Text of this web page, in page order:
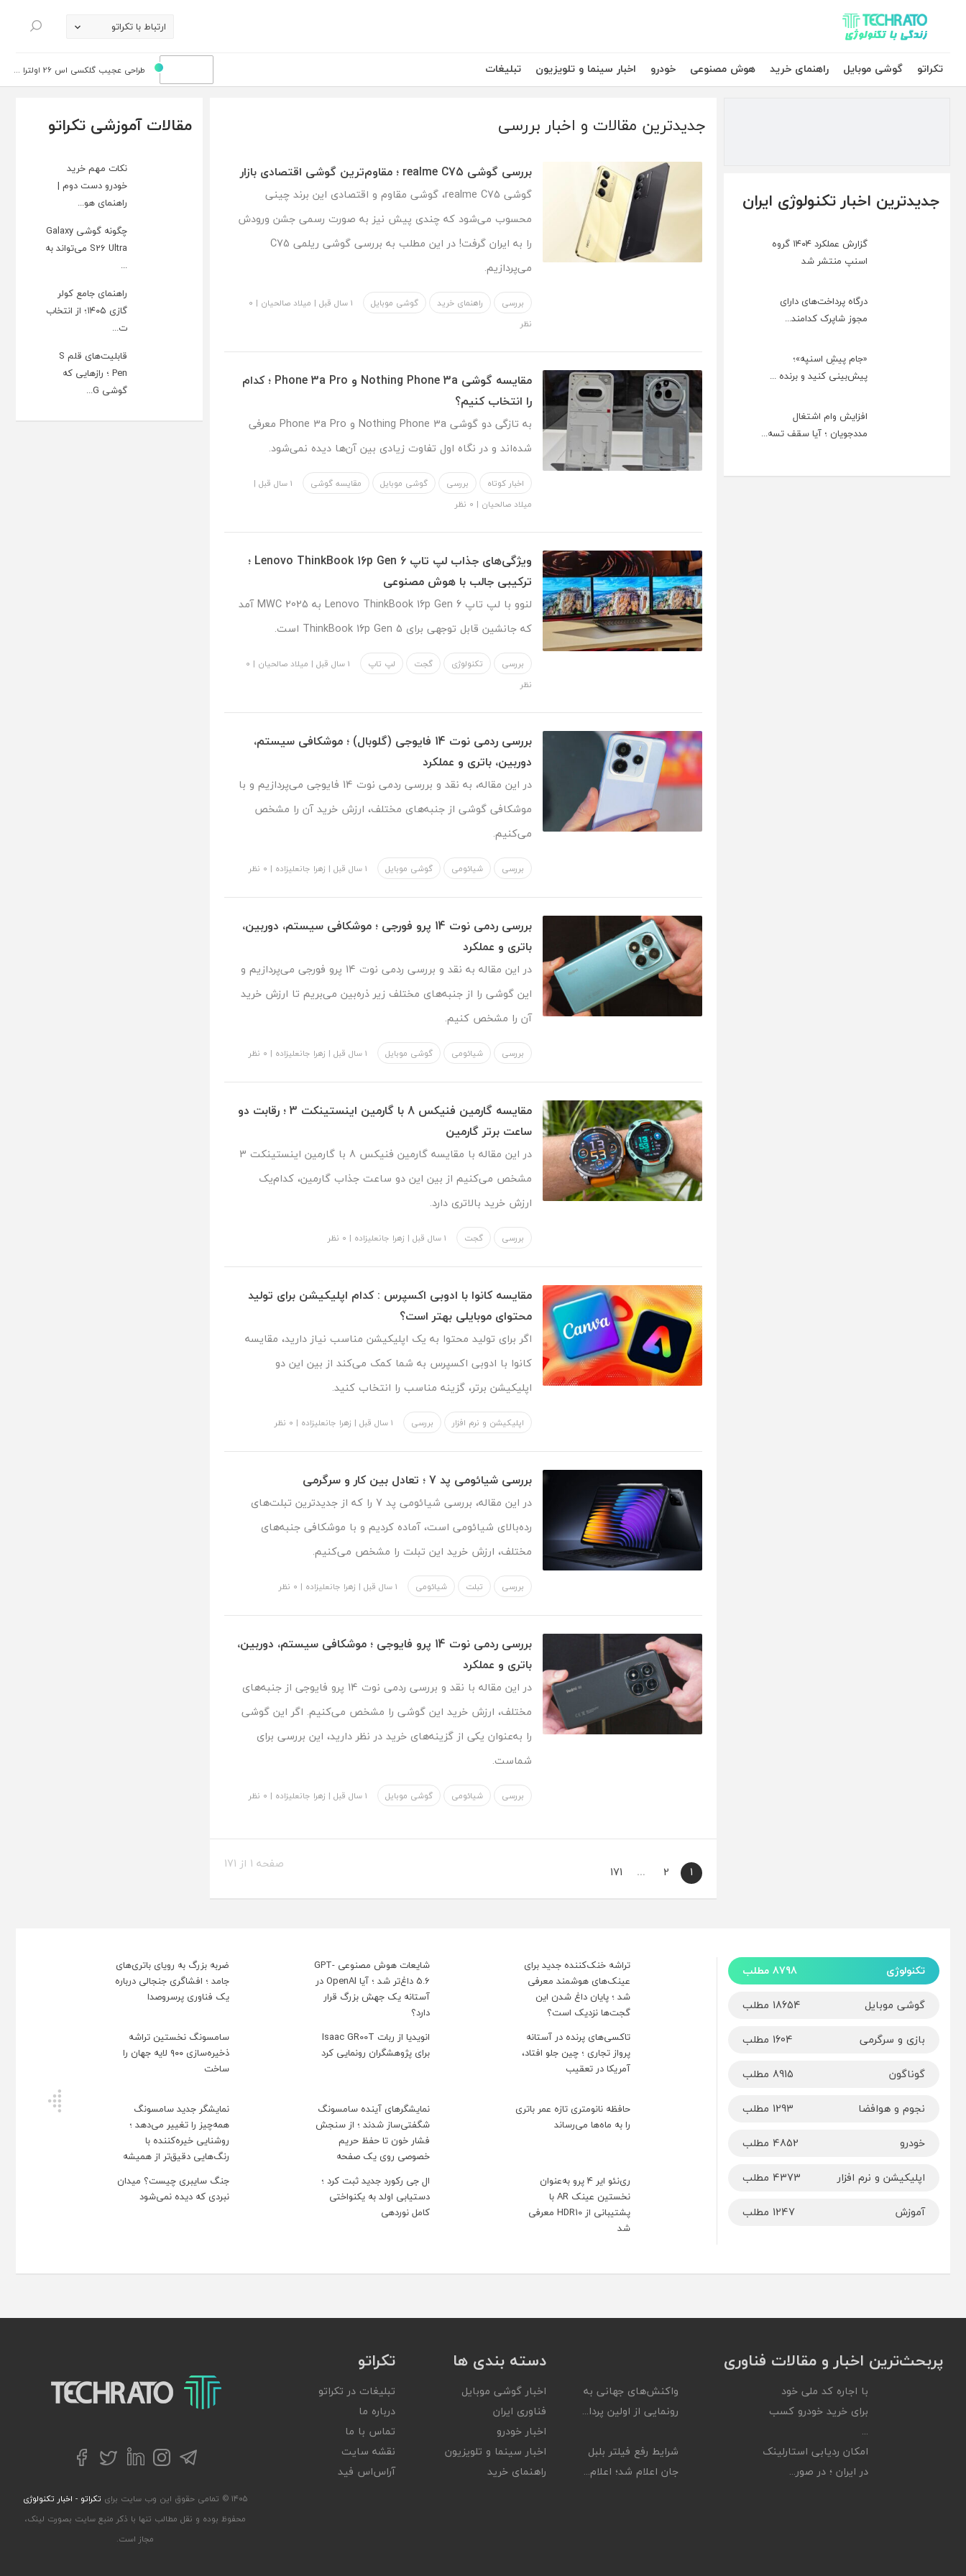
تکراتو – زندگی با تکنولوژی ارتباط با تکراتو
جستجو
تکراتو
گوشی موبایل راهنمای خرید هوش مصنوعی خودرو اخبار سینما و تلویزیون تبلیغات طراحی عجیب گلکسی اس 26 اولترا ...
جدیدترین اخبار تکنولوژی ایران
گزارش عملکرد ۱۴۰۴ گروه
اسنپ منتشر شد
درگاه پرداخت‌های دارای
مجوز شاپرک کدامند...
«جام پیشِ اسنپه»؛
پیش‌بینی کنید و برنده ...
افزایش وام اشتغال
مددجویان ؛ آیا سقف تسه...
جدیدترین مقالات و اخبار بررسی
بررسی گوشی realme C75 ؛ مقاوم‌ترین گوشی اقتصادی بازار
گوشی realme C75، گوشی مقاوم و اقتصادی این برند چینی
محسوب می‌شود که چندی پیش نیز به صورت رسمی جشن ورودش
را به ایران گرفت! در این مطلب به بررسی گوشی ریلمی C75
می‌پردازیم.
بررسی راهنمای خرید گوشی موبایل 1 سال قبل | میلاد صالحیان | ۰
نظر
مقایسه گوشی Nothing Phone 3a و Phone 3a Pro ؛ کدام
را انتخاب کنیم؟
به تازگی دو گوشی Nothing Phone 3a و Phone 3a Pro معرفی
شده‌اند و در نگاه اول تفاوت زیادی بین آن‌ها دیده نمی‌شود.
اخبار کوتاه بررسی گوشی موبایل مقایسه گوشی 1 سال قبل
|
میلاد صالحیان | ۰ نظر
ویژگی‌های جذاب لپ تاپ Lenovo ThinkBook 16p Gen 6 ؛
ترکیبی جالب با هوش مصنوعی
لنوو با لپ تاپ Lenovo ThinkBook 16p Gen 6 به MWC 2025 آمد
که جانشین قابل توجهی برای ThinkBook 16p Gen 5 است.
بررسی تکنولوژی گجت لپ تاپ 1 سال قبل | میلاد صالحیان | ۰
نظر
بررسی ردمی نوت 14 فایوجی (گلوبال) ؛ موشکافی سیستم،
دوربین، باتری و عملکرد
در این مقاله، به نقد و بررسی ردمی نوت 14 فایوجی می‌پردازیم و با
موشکافی گوشی از جنبه‌های مختلف، ارزش خرید آن را مشخص
می‌کنیم.
بررسی شیائومی گوشی موبایل 1 سال قبل | زهرا جانعلیزاده | ۰ نظر
بررسی ردمی نوت 14 پرو فورجی ؛ موشکافی سیستم، دوربین،
باتری و عملکرد
در این مقاله به نقد و بررسی ردمی نوت 14 پرو فورجی می‌پردازیم و
این گوشی را از جنبه‌های مختلف زیر ذره‌بین می‌بریم تا ارزش خرید
آن را مشخص کنیم.
بررسی شیائومی گوشی موبایل 1 سال قبل | زهرا جانعلیزاده | ۰ نظر
مقایسه گارمین فنیکس 8 با گارمین اینستینکت 3 ؛ رقابت دو
ساعت برتر گارمین
در این مقاله با مقایسه گارمین فنیکس 8 با گارمین اینستینکت 3
مشخص می‌کنیم از بین این دو ساعت جذاب گارمین، کدا‌م‌یک
ارزش خرید بالاتری دارد.
بررسی گجت 1 سال قبل | زهرا جانعلیزاده | ۰ نظر
مقایسه کانوا با ادوبی اکسپرس : کدام اپلیکیشن برای تولید
محتوای موبایلی بهتر است؟
اگر برای تولید محتوا به یک اپلیکیشن مناسب نیاز دارید، مقایسه
کانوا با ادوبی اکسپرس به شما کمک می‌کند از بین این دو
اپلیکیشن برتر، گزینه مناسب را انتخاب کنید.
اپلیکیشن و نرم افزار بررسی 1 سال قبل | زهرا جانعلیزاده | ۰ نظر
بررسی شیائومی پد 7 ؛ تعادل بین کار و سرگرمی
در این مقاله، بررسی شیائومی پد 7 را که از جدیدترین تبلت‌های
رده‌بالای شیائومی است، آماده کردیم و با موشکافی جنبه‌های
مختلف، ارزش خرید این تبلت را مشخص می‌کنیم.
بررسی تبلت شیائومی 1 سال قبل | زهرا جانعلیزاده | ۰ نظر
بررسی ردمی نوت 14 پرو فایوجی ؛ موشکافی سیستم، دوربین،
باتری و عملکرد
در این مقاله با نقد و بررسی ردمی نوت 14 پرو فایوجی از جنبه‌های
مختلف، ارزش خرید این گوشی را مشخص می‌کنیم. اگر این گوشی
را به‌عنوان یکی از گزینه‌های خرید در نظر دارید، این بررسی برای
شماست.
بررسی شیائومی گوشی موبایل 1 سال قبل | زهرا جانعلیزاده | ۰ نظر
1
2
…
171 صفحه 1 از 171
مقالات آموزشی تکراتو
نکات مهم خرید
خودرو دست دوم |
راهنمای هو...
چگونه گوشی Galaxy
S26 Ultra می‌تواند به
...
راهنمای جامع کولر
گازی ۱۴۰۵؛ از انتخاب
ت...
قابلیت‌های قلم S
Pen ؛ رازهایی که
گوشی G...
تکنولوژی
8798 مطلب
گوشی موبایل
18654 مطلب
بازی و سرگرمی
1604 مطلب
گوناگون
8915 مطلب
نجوم و هوافضا
1293 مطلب
خودرو
4852 مطلب
اپلیکیشن و نرم افزار
4373 مطلب
آموزش
1247 مطلب
تراشه خنک‌کننده جدید برای
عینک‌های هوشمند معرفی
شد ؛ پایان داغ شدن این
گجت‌ها نزدیک است؟
شایعات هوش مصنوعی GPT-
5.6 داغ‌تر شد ؛ آیا OpenAI در
آستانه یک جهش بزرگ قرار
دارد؟
ضربه بزرگ به رویای باتری‌های
جامد ؛ افشاگری جنجالی درباره
یک فناوری پرسر‌وصدا
تاکسی‌های پرنده در آستانه
پرواز تجاری ؛ چین جلو افتاد،
آمریکا در تعقیب
انویدیا از ربات Isaac GR00T
برای پژوهشگران رونمایی کرد
سامسونگ نخستین تراشه
ذخیره‌سازی ۹۰۰ لایه جهان را
ساخت
حافظه نانومتری تازه عمر باتری
را به ماه‌ها می‌رساند
نمایشگرهای آینده سامسونگ
شگفتی‌ساز شدند ؛ از سنجش
فشار خون تا حفظ حریم
خصوصی روی یک صفحه
نمایشگر جدید سامسونگ
همه‌چیز را تغییر می‌دهد ؛
روشنایی خیره‌کننده با
رنگ‌هایی دقیق‌تر از همیشه
ری‌نئو ایر 4 پرو به‌عنوان
نخستین عینک AR با
پشتیبانی از HDR10 معرفی
شد
ال جی رکورد جدید ثبت کرد ؛
دستیابی اولد به یکنواختی
کامل نوردهی
جنگ سایبری چیست؟ میدان
نبردی که دیده نمی‌شود
پربحث‌ترین اخبار و مقالات فناوری
با اجاره کد ملی خود
برای خرید خودرو کسب
...
واکنش‌های جهانی به
رونمایی از اولین پردا...
امکان ردیابی استارلینک
در ایران ؛ در صور...
شرایط رفع فیلتر بلبل
جان اعلام شد؛ اعلام...
دسته بندی ها
اخبار گوشی موبایل
فناوری ایران
اخبار خودرو
اخبار سینما و تلویزیون
راهنمای خرید
تکراتو
تبلیغات در تکراتو
درباره ما
تماس با ما
نقشه سایت
آر‌اس‌اس فید
تکراتو – زندگی با تکنولوژی
تلگراماینستاگرام
لینکداینتوییترفیسبوک
۱۴۰۵ © تمامی حقوق این وب سایت برای
تکراتو - اخبار تکنولوژی
محفوظ بوده و نقل مطالب تنها با ذکر منبع سایت بصورت لینک،
مجاز است.